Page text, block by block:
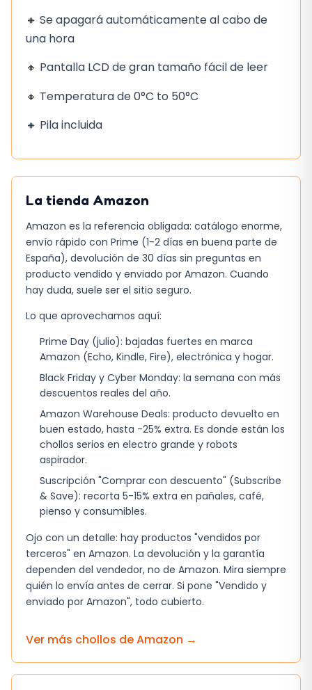
🔸 Se apagará automáticamente al cabo de
una hora
🔸 Pantalla LCD de gran tamaño fácil de leer
🔸 Temperatura de 0°C to 50°C
🔸 Pila incluida
La tienda Amazon
Amazon es la referencia obligada: catálogo enorme,
envío rápido con Prime (1-2 días en buena parte de
España), devolución de 30 días sin preguntas en
producto vendido y enviado por Amazon. Cuando
hay duda, suele ser el sitio seguro.
Lo que aprovechamos aquí:
Prime Day (julio): bajadas fuertes en marca
Amazon (Echo, Kindle, Fire), electrónica y hogar.
Black Friday y Cyber Monday: la semana con más
descuentos reales del año.
Amazon Warehouse Deals: producto devuelto en
buen estado, hasta -25% extra. Es donde están los
chollos serios en electro grande y robots
aspirador.
Suscripción "Comprar con descuento" (Subscribe
& Save): recorta 5-15% extra en pañales, café,
pienso y consumibles.
Ojo con un detalle: hay productos "vendidos por
terceros" en Amazon. La devolución y la garantía
dependen del vendedor, no de Amazon. Mira siempre
quién lo envía antes de cerrar. Si pone "Vendido y
enviado por Amazon", todo cubierto.
Ver más chollos deAmazon →